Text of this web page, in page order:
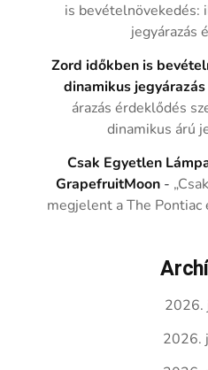
is bevételnövekedés:
jegyárazás
Zord időkben is
dinamikus
árazás érdeklődés
dinamikus árú
Csak Egyetlen
GrapefruitMoon -
megjelent a The
2026.
2026.